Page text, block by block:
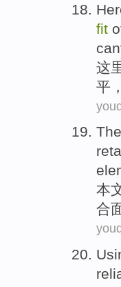
fit
这
平 ，
The
本
合